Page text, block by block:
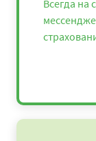
Всегда на